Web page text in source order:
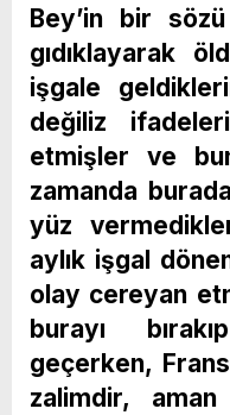
Bey’in bir
gıdıklayarak
işgale
değiliz
etmişler ve
zamanda
yüz
aylık işgal
olay cereyan
burayı
geçerken,
zalimdir,